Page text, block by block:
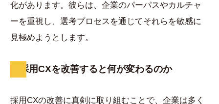
化があります。彼らは、企業のパーパスやカルチャ
ーを重視し、選考プロセスを通じてそれらを敏感に
見極めようとします。
採用CXを改善すると何が変わるのか
採用CXの改善に真剣に取り組むことで、企業は多く